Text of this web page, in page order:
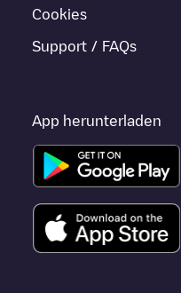
Cookies
Support / FAQs
App herunterladen